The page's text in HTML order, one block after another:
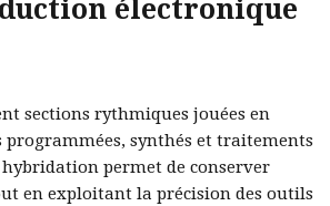
électronique
sections rythmiques jouées en
programmées, synthés et traitements
permet de conserver
en exploitant la précision des outils